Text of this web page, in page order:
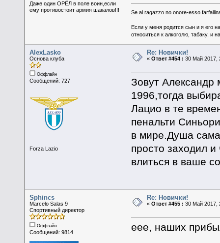
Даже один ОРЁЛ в поле воин,если
ему противостоит армия шакалов!!!
Se al ragazzo no onore-esso
Если у меня родится сын и я его
относиться к алкоголю, табаку, и
AlexLasko
Основа клуба
Оффлайн
Сообщений: 727
Forza Lazio
Re: Новички!
«Ответ #454 : 30 Май 2017,
Зовут Александр
1996,тогда
Лацио в те
пенальти
в мире.Душа
просто заходил
влиться в ваше
Sphincs
Marcelo Salas 9
Спортивный директор
Оффлайн
Сообщений: 9814
Re: Новички!
«Ответ #455 : 30 Май 2017,
еее, наших